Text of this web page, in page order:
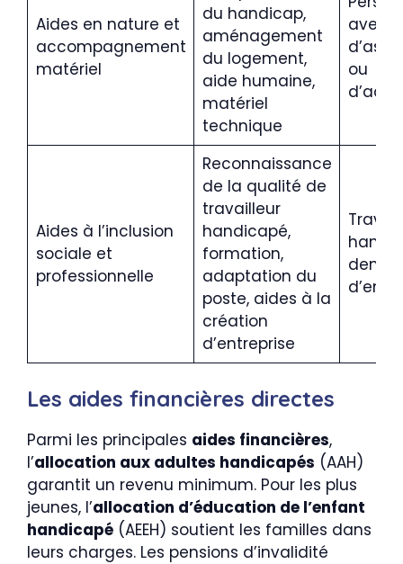
Aides en nature et
accompagnement
matériel
du handicap,
aménagement
du logement,
aide humaine,
matériel
technique
avec
ou
Aides à l’inclusion
sociale et
professionnelle
Reconnaissance
de la qualité de
travailleur
handicapé,
formation,
adaptation du
poste, aides à la
création
d’entreprise
Les aides financières directes
Parmi les principales aides financières,
l’allocation aux adultes handicapés (AAH)
garantit un revenu minimum. Pour les plus
jeunes, l’allocation d’éducation de l’enfant
handicapé (AEEH) soutient les familles dans
leurs charges. Les pensions d’invalidité